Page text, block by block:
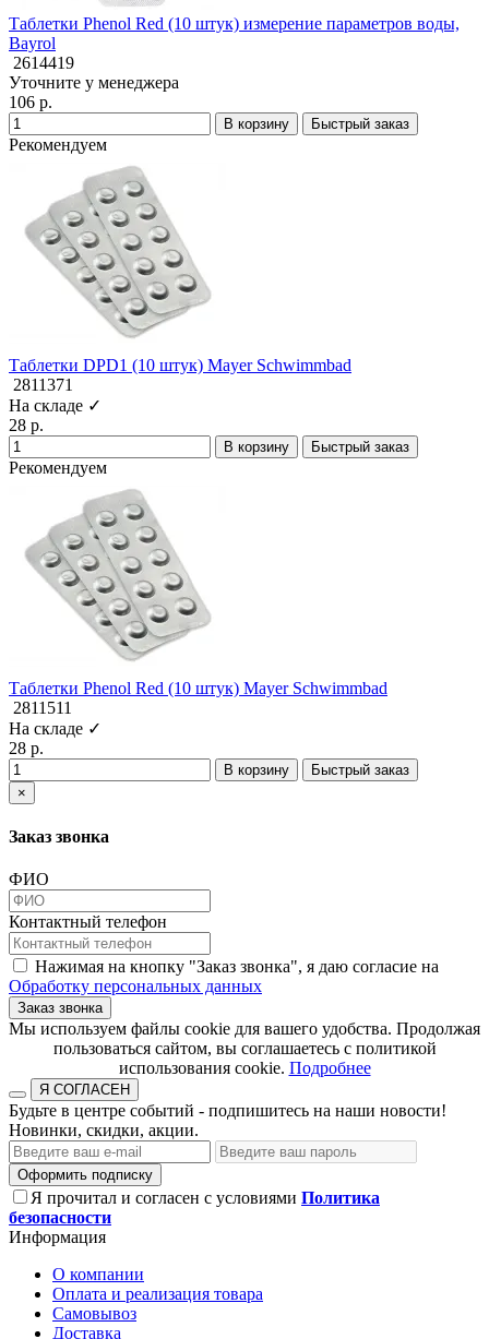
Таблетки Phenol Red (10 штук) измерение параметров воды,
Bayrol
2614419
Уточните у менеджера
106 р.
В корзину Быстрый заказ
Рекомендуем
Таблетки DPD1 (10 штук) Mayer Schwimmbad
2811371
На складе ✓
28 р.
В корзину Быстрый заказ
Рекомендуем
Таблетки Phenol Red (10 штук) Mayer Schwimmbad
2811511
На складе ✓
28 р.
В корзину
Быстрый заказ
×
Заказ звонка
ФИО
Контактный телефон
Нажимая на кнопку "Заказ звонка", я даю согласие на
Обработку персональных данных
Заказ звонка
​​​​​​​Мы используем файлы cookie для вашего удобства. Продолжая
пользоваться сайтом, вы соглашаетесь с политикой
использования cookie.​​​​​​​ Подробнее
Я СОГЛАСЕН
Будьте в центре событий - подпишитесь на наши новости!
Новинки, скидки, акции.
Оформить подписку
Я прочитал и согласен с условиями Политика
безопасности
Информация
О компании
Оплата и реализация товара
Самовывоз
Доставка